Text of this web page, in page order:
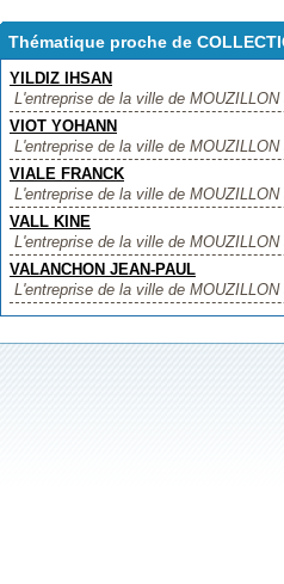
Thématique proche de
YILDIZ IHSAN
L'entreprise de la ville de
VIOT YOHANN
L'entreprise de la ville de
VIALE FRANCK
L'entreprise de la ville de
VALL KINE
L'entreprise de la ville de
VALANCHON JEAN-PAUL
L'entreprise de la ville de